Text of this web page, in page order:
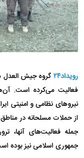
رویداد۲۴
گروه جیش العدل
فعالیت می‌کرده است.
نیرو‌های نظامی و امنیتی
از حملات مسلحانه در
جمله فعالیت‌های آنها،
جمهوری اسلامی نیز بوده